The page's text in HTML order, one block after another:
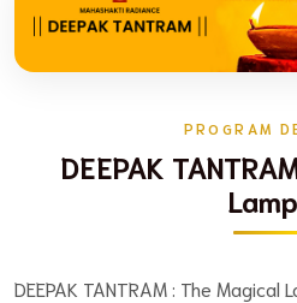
PROGRAM
DEEPAK
DEEPAK TANTRAM : The Magical